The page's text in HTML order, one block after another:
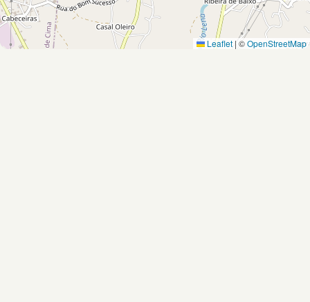
Leaflet | ©OpenStreetMap